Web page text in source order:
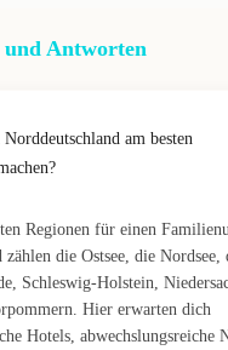
und Antworten
am besten
Regionen für einen
zählen die Ostsee, die Nordsee,
Schleswig-Holstein,
Hier erwarten dich
Hotels, abwechslungsreiche